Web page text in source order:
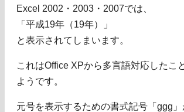
Excel 2002・2003・2007では、
「平成19年（19年）」
と表示されてしまいます。
これはOffice XPから多言語対応したこ
ようです。
元号を表示するための書式記号「ggg